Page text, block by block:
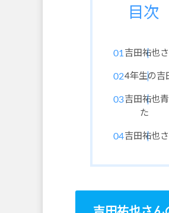
目次
吉田祐也
4年生の吉
吉田祐也
た
吉田祐也